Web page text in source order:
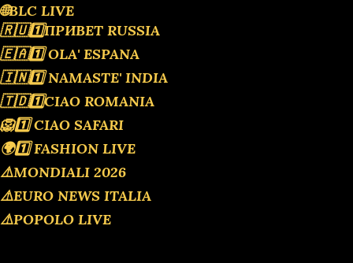
🌐BLC LIVE
🇷🇺1️⃣ПРИВЕТ RUSSIA
🇪🇦1️⃣ OLA' ESPANA
🇮🇳1️⃣ NAMASTE' INDIA
🇹🇩1️⃣CIAO ROMANIA
🦁1️⃣ CIAO SAFARI
🌍1️⃣ FASHION LIVE
⚠️MONDIALI 2026
⚠️EURO NEWS ITALIA
⚠️POPOLO LIVE